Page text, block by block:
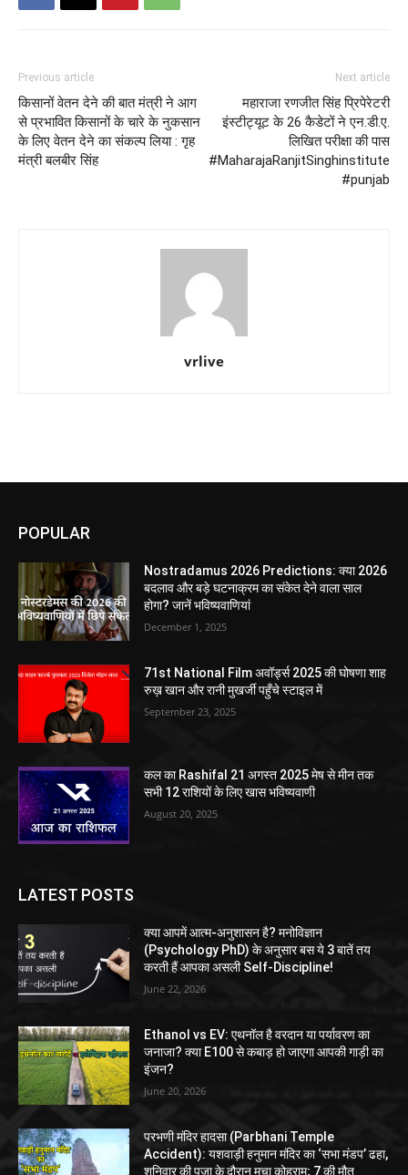
Previous article
किसानों वेतन देने की बात मंत्री ने आग
से प्रभावित किसानों के चारे के नुकसान
के लिए वेतन देने का संकल्प लिया : गृह
मंत्री बलबीर सिंह
Next article
महाराजा रणजीत सिंह प्रिपेरेटरी
इंस्टीट्यूट के 26 कैडेटों ने एन.डी.ए.
लिखित परीक्षा की पास
#MaharajaRanjitSinghinstitute
#punjab
vrlive
POPULAR
Nostradamus 2026 Predictions: क्या 2026
बदलाव और बड़े घटनाक्रम का संकेत देने वाला साल
होगा? जानें भविष्यवाणियां
December 1, 2025
71st National Film अवॉर्ड्स 2025 की घोषणा शाह
रुख़ खान और रानी मुखर्जी पहुँचे स्टाइल में
September 23, 2025
कल का Rashifal 21 अगस्त 2025 मेष से मीन तक
सभी 12 राशियों के लिए खास भविष्यवाणी
August 20, 2025
LATEST POSTS
क्या आपमें आत्म-अनुशासन है? मनोविज्ञान
(Psychology PhD) के अनुसार बस ये 3 बातें तय
करती हैं आपका असली Self-Discipline!
June 22, 2026
Ethanol vs EV: एथनॉल है वरदान या पर्यावरण का
जनाजा? क्या E100 से कबाड़ हो जाएगा आपकी गाड़ी का
इंजन?
June 20, 2026
परभणी मंदिर हादसा (Parbhani Temple
Accident): यशवाड़ी हनुमान मंदिर का ‘सभा मंडप’ ढहा,
शनिवार की पूजा के दौरान मचा कोहराम; 7 की मौत